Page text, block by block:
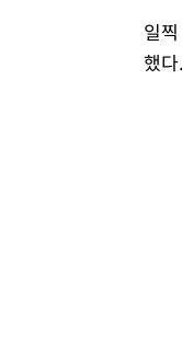
일
했다.